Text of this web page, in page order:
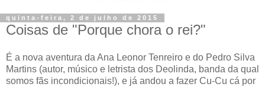
quinta-feira, 2 de julho de 2015
Coisas de "Porque chora o rei?"
É a nova aventura da Ana Leonor Tenreiro e do Pedro Silva
Martins (autor, músico e letrista dos Deolinda, banda da qual
somos fãs incondicionais!), e já andou a fazer Cu-Cu cá por